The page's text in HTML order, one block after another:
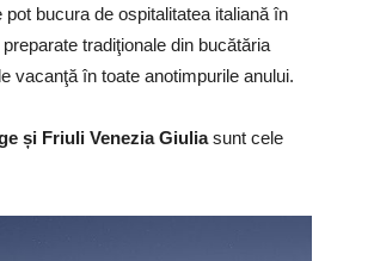
bucura de ospitalitatea italiană în
tradiţionale din bucătăria
vacanţă în toate anotimpurile anului.
și Friuli Venezia Giuliasunt cele